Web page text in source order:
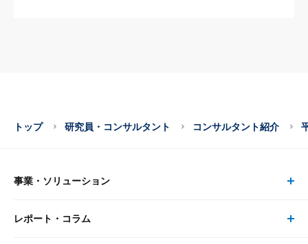
トップ 研究員・コンサルタント コンサルタント紹介
事業・ソリューション
事業・ソリューション トップ
レポート・コラム